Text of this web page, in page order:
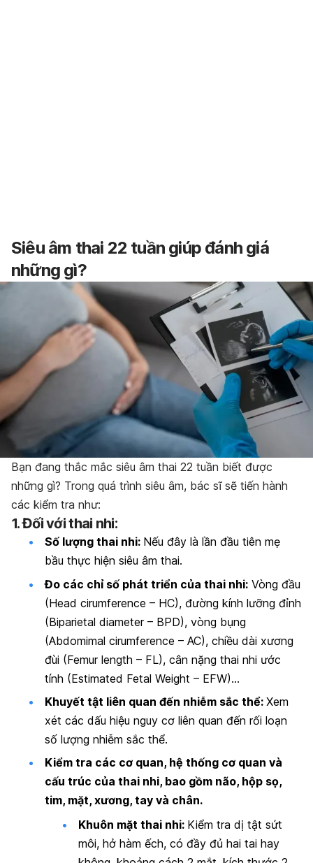
Siêu âm thai 22 tuần giúp đánh giá
những gì?
Bạn đang thắc mắc siêu âm thai 22 tuần biết được
những gì? Trong quá trình siêu âm, bác sĩ sẽ tiến hành
các kiểm tra như:
1. Đối với thai nhi:
Số lượng thai nhi: Nếu đây là lần đầu tiên mẹ
bầu thực hiện siêu âm thai.
Đo các chỉ số phát triển của thai nhi: Vòng đầu
(Head cirumference – HC), đường kính lưỡng đỉnh
(Biparietal diameter – BPD), vòng bụng
(Abdomimal cirumference – AC), chiều dài xương
đùi (Femur length – FL), cân nặng thai nhi ước
tính (Estimated Fetal Weight – EFW)…
Khuyết tật liên quan đến nhiễm sắc thể: Xem
xét các dấu hiệu nguy cơ liên quan đến rối loạn
số lượng nhiễm sắc thể.
Kiểm tra các cơ quan, hệ thống cơ quan và
cấu trúc của thai nhi, bao gồm não, hộp sọ,
tim, mặt, xương, tay và chân.
Khuôn mặt thai nhi: Kiểm tra dị tật sứt
môi, hở hàm ếch, có đầy đủ hai tai hay